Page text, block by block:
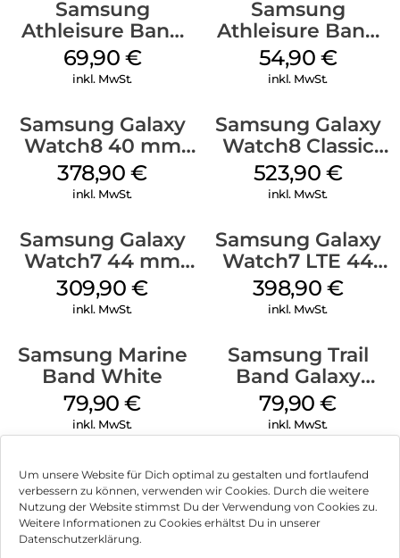
Um unsere Website für Dich optimal zu gestalten und fortlaufend
verbessern zu können, verwenden wir Cookies. Durch die weitere
Nutzung der Website stimmst Du der Verwendung von Cookies zu.
Weitere Informationen zu Cookies erhältst Du in unserer
Datenschutzerklärung.
Samsung
Athleisure Band
(M/L) Galaxy
Watch8/Watch8
69,90 €
inkl. MwSt.
Samsung
Athleisure Band
(S/M) Galaxy
Watch8/Watch8
54,90 €
inkl. MwSt.
Samsung Galaxy
Watch8 40 mm
Graphite
378,90€
inkl. MwSt.
Samsung Galaxy
Watch8 Classic
White
523,90 €
inkl. MwSt.
Samsung Galaxy
Watch7 44 mm
Silver
309,90€
inkl. MwSt.
Samsung Galaxy
Watch7 LTE 44
mm Silver
398,90 €
inkl. MwSt.
Samsung Marine
Band White
79,90€
inkl. MwSt.
Samsung Trail
Band Galaxy
Watch Ultra
Orange
79,90€
inkl. MwSt.
Impressum